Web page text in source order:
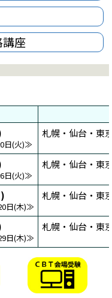
講座
日(火)≫
札幌・仙台・東
日(火)≫
札幌・仙台・東
日(木)≫
札幌・仙台・東
日(木)≫
札幌・仙台・東